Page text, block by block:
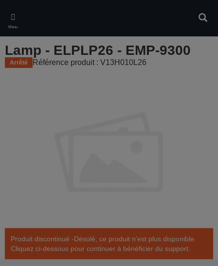
main
content
Menu
Lamp - ELPLP26 - EMP-9300
Arrêté Référence produit : V13H010L26
Produit discontinué -Désolé, ce produit n’est plus disponible.
Cliquez ci-dessous pour continuer à bénéficier du support.